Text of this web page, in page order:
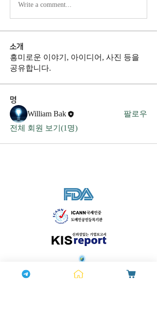
Write a comment...
소개
흥미로운 이야기, 아이디어, 사진 등을
공유합니다.
명
William Bak
팔로우
전체 회원 보기(1명)